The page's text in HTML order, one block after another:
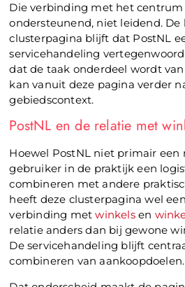
Die verbinding met het centrum
ondersteunend, niet leidend. De
clusterpagina blijft dat PostNL
servicehandeling
dat de taak onderdeel wordt
kan vanuit deze pagina verder
gebiedscontext.
PostNL en de relatie met
Hoewel PostNL niet primair een
gebruiker in de praktijk een
combineren met andere
heeft deze clusterpagina wel
verbinding metwinkelsen
relatie anders dan bij gewone
De servicehandeling blijft
combineren van aankoopdoelen.